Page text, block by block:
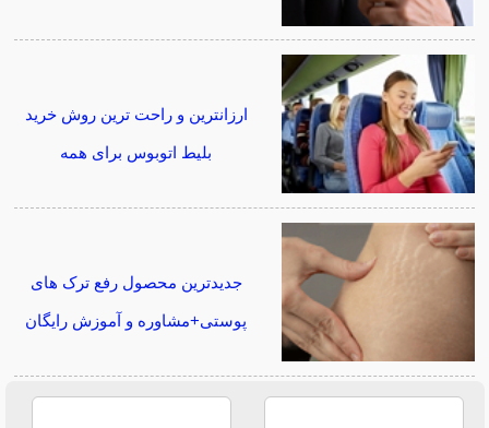
ارزانترین و راحت ترین روش خرید
بلیط اتوبوس برای همه
جدیدترین محصول رفع ترک های
پوستی+مشاوره و آموزش رایگان